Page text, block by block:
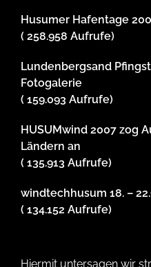
Husumer Hafentage
( 258.958 Aufrufe)
Lundenbergsand
Fotogalerie
( 159.093 Aufrufe)
HUSUMwind 2007 zog
Ländern an
( 135.913 Aufrufe)
windtechhusum 18. –
( 134.152 Aufrufe)
Hiermit untersagen wir